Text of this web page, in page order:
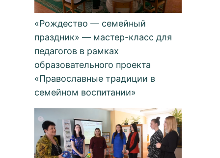
«Рождество — семейный
праздник» — мастер-класс для
педагогов в рамках
образовательного проекта
«Православные традиции в
семейном воспитании»